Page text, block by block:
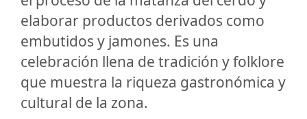
elaborar productos derivados como
embutidos y jamones. Es una
celebración llena de tradición y folklore
que muestra la riqueza gastronómica y
cultural de la zona.